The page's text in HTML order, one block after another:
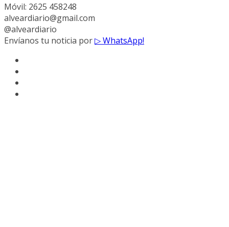
Móvil: 2625 458248
alveardiario@gmail.com
@alveardiario
Envíanos tu noticia por▷ WhatsApp!